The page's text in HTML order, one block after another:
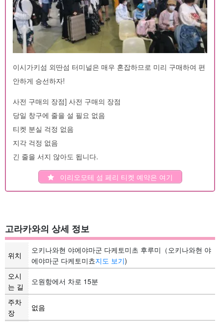
이시가키섬 외딴섬 터미널은 매우 혼잡하므로 미리 구매하여 편
안하게 승선하자!
사전 구매의 장점] 사전 구매의 장점
당일 창구에 줄을 설 필요 없음
티켓 분실 걱정 없음
지각 걱정 없음
긴 줄을 서지 않아도 됩니다.
이리오모테 섬 페리 티켓 예약은 여기
고라카와의 상세 정보
위치
오키나와현 야에야마군 다케토미초 후루미（오키나와현 야
에야마군 다케토미쵸지도 보기)
오시
는 길
오원항에서 차로 15분
주차
장
없음